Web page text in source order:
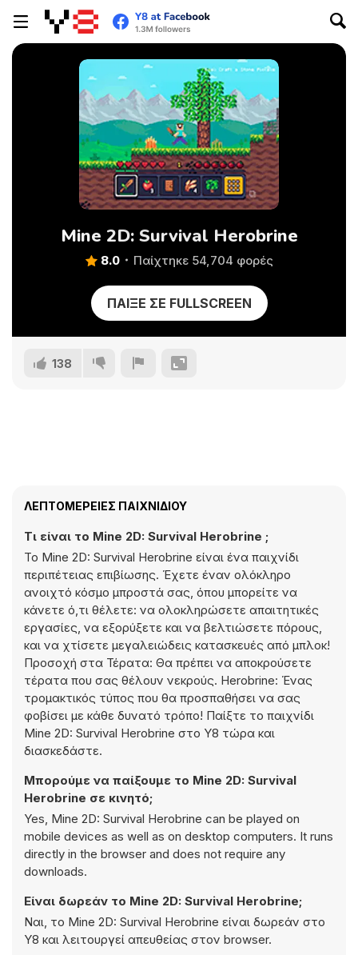
Mine 2D: Survival Herobrine
8.0 Παίχτηκε 54,704 φορές
ΠΑΊΞΕ ΣΕ FULLSCREEN
138
ΛΕΠΤΟΜΈΡΕΙΕΣ ΠΑΙΧΝΙΔΙΟΎ
Τι είναι το Mine 2D: Survival Herobrine ;
Το Mine 2D: Survival Herobrine είναι ένα παιχνίδι
περιπέτειας επιβίωσης. Έχετε έναν ολόκληρο
ανοιχτό κόσμο μπροστά σας, όπου μπορείτε να
κάνετε ό,τι θέλετε: να ολοκληρώσετε απαιτητικές
εργασίες, να εξορύξετε και να βελτιώσετε πόρους,
και να χτίσετε μεγαλειώδεις κατασκευές από μπλοκ!
Προσοχή στα Τέρατα: Θα πρέπει να αποκρούσετε
τέρατα που σας θέλουν νεκρούς. Herobrine: Ένας
τρομακτικός τύπος που θα προσπαθήσει να σας
φοβίσει με κάθε δυνατό τρόπο! Παίξτε το παιχνίδι
Mine 2D: Survival Herobrine στο Y8 τώρα και
διασκεδάστε.
Μπορούμε να παίξουμε το Mine 2D: Survival
Herobrine σε κινητό;
Yes, Mine 2D: Survival Herobrine can be played on
mobile devices as well as on desktop computers. It runs
directly in the browser and does not require any
downloads.
Είναι δωρεάν το Mine 2D: Survival Herobrine;
Ναι, το Mine 2D: Survival Herobrine είναι δωρεάν στο
Y8 και λειτουργεί απευθείας στον browser.